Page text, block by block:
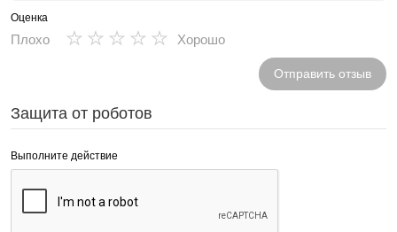
Оценка
Плохо ★
★
★
★
★ Хорошо
Отправить отзыв
Защита от роботов
Выполните действие